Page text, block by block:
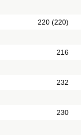
220 (220)
216
232
230